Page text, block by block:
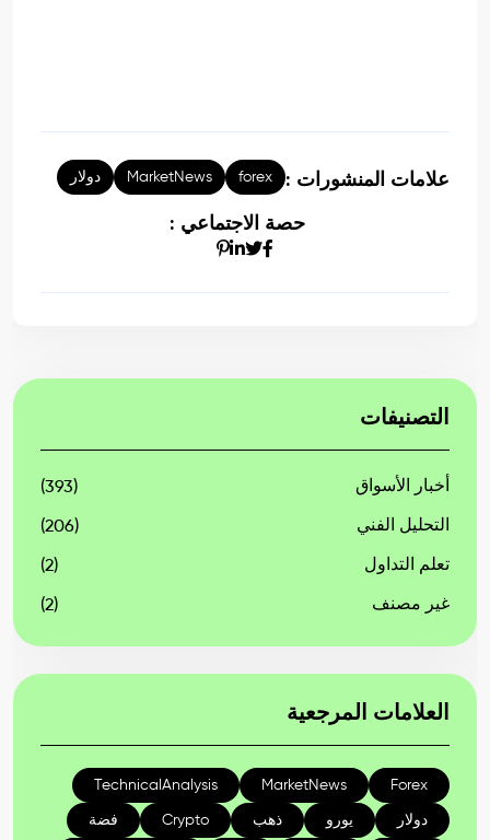
علامات المنشورات : forex
MarketNews دولار
حصة الاجتماعي :
التصنيفات
أخبار الأسواق (393)
التحليل الفني (206)
تعلم التداول (2)
غير مصنف (2)
العلامات المرجعية
Forex
MarketNews
TechnicalAnalysis
دولار يورو ذهب Crypto فضة